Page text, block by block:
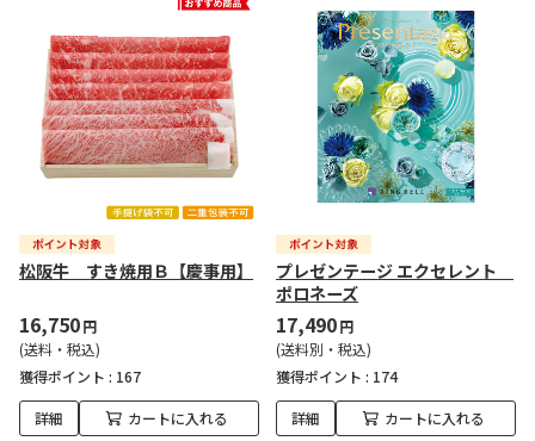
松阪牛 すき焼用Ｂ【慶事用】
16,750円
(送料・税込)
獲得ポイント : 167
詳細 カートに入れる
プレゼンテージ エクセレント
ポロネーズ
17,490円
(送料別・税込)
獲得ポイント : 174
詳細 カートに入れる